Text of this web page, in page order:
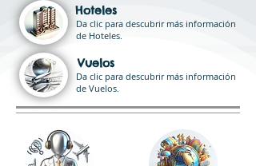
Hoteles
Da clic para descubrir más información
de Hoteles.
Vuelos
Da clic para descubrir más información
de Vuelos.